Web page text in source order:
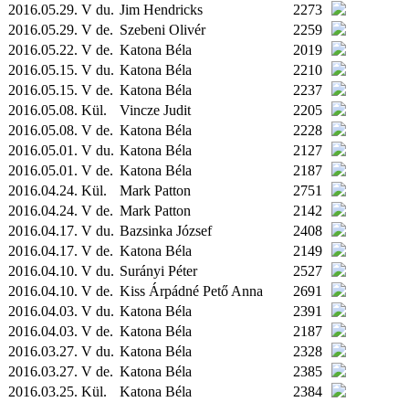
2016.05.29. V du. Jim Hendricks
2273
2016.05.29. V de. Szebeni Olivér
2259
2016.05.22. V de. Katona Béla
2019
2016.05.15. V du. Katona Béla
2210
2016.05.15. V de. Katona Béla
2237
2016.05.08. Kül. Vincze Judit
2205
2016.05.08. V de. Katona Béla
2228
2016.05.01. V du. Katona Béla
2127
2016.05.01. V de. Katona Béla
2187
2016.04.24. Kül. Mark Patton
2751
2016.04.24. V de. Mark Patton
2142
2016.04.17. V du. Bazsinka József
2408
2016.04.17. V de. Katona Béla
2149
2016.04.10. V du. Surányi Péter
2527
2016.04.10. V de. Kiss Árpádné Pető Anna
2691
2016.04.03. V du. Katona Béla
2391
2016.04.03. V de. Katona Béla
2187
2016.03.27. V du. Katona Béla
2328
2016.03.27. V de. Katona Béla
2385
2016.03.25. Kül. Katona Béla
2384